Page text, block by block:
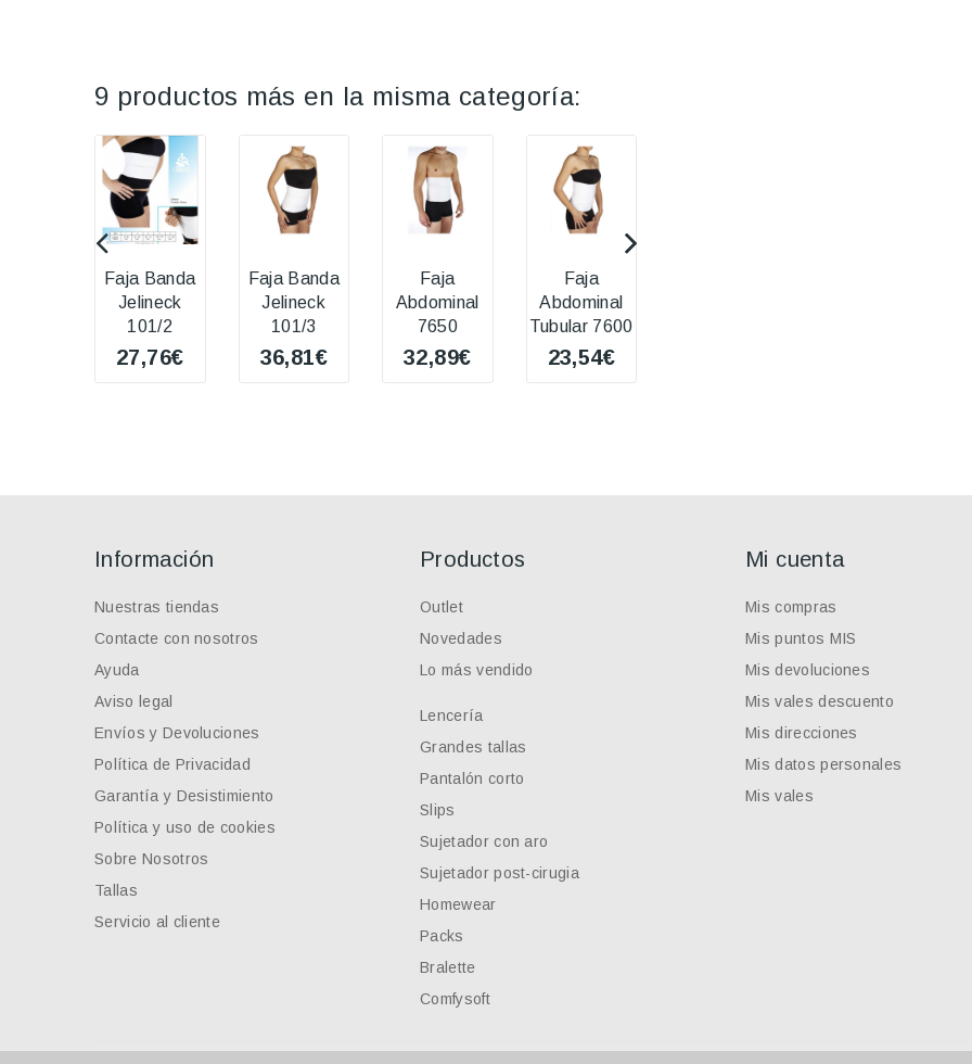
9 productos más en la misma categoría:
Faja Banda
Jelineck
101/2
27,76€
Faja Banda
Jelineck
101/3
36,81€
Faja
Abdominal
7650
32,89€
Faja
Abdominal
Tubular 7600
23,54€
Información
Nuestras tiendas
Contacte con nosotros
Ayuda
Aviso legal
Envíos y Devoluciones
Política de Privacidad
Garantía y Desistimiento
Política y uso de cookies
Sobre Nosotros
Tallas
Servicio al cliente
Productos
Outlet
Novedades
Lo más vendido
Lencería
Grandes tallas
Pantalón corto
Slips
Sujetador con aro
Sujetador post-cirugia
Homewear
Packs
Bralette
Comfysoft
Mi cuenta
Mis compras
Mis puntos MIS
Mis devoluciones
Mis vales descuento
Mis direcciones
Mis datos personales
Mis vales